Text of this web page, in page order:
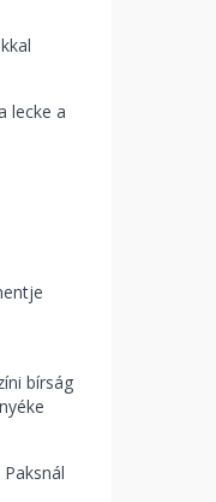
lecke a
bírság